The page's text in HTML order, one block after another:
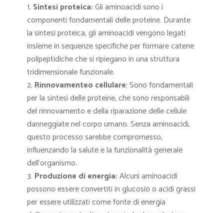
Sintesi proteica:Gli aminoacidi sono i
componenti fondamentali delle proteine. Durante
la sintesi proteica, gli aminoacidi vengono legati
insieme in sequenze specifiche per formare catene
polipeptidiche che si ripiegano in una struttura
tridimensionale funzionale.
Rinnovamenteo cellulare: Sono fondamentali
per la sintesi delle proteine, che sono responsabili
del rinnovamento e della riparazione delle cellule
danneggiate nel corpo umano. Senza aminoacidi,
questo processo sarebbe compromesso,
influenzando la salute e la funzionalità generale
dell’organismo.
Produzione di energia:Alcuni aminoacidi
possono essere convertiti in glucosio o acidi grassi
per essere utilizzati come fonte di energia